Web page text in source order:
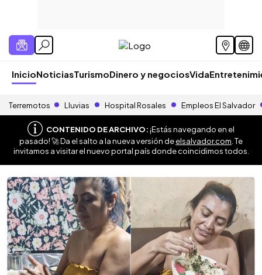
InicioNoticiasTurismoDinero y negociosVida
Terremotos Lluvias Hospital Rosales Empleos El Salvador
CONTENIDO DE ARCHIVO:¡Estás navegando en el
pasado! 🚀 Da el salto a la nueva versión deelsalvador.com . Te
invitamos a visitar el nuevo portal país donde coincidimos todos.